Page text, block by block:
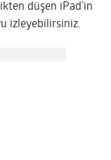
düşen iPad’in
izleyebilirsiniz.